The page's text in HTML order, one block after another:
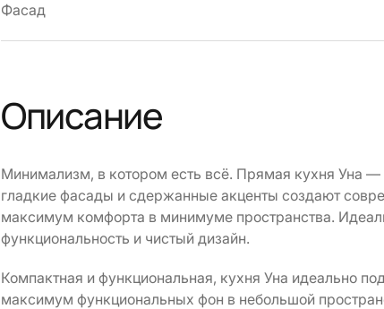
Фасад
Описание
Минимализм, в котором есть всё. Прямая кухня Уна —
гладкие фасады и сдержанные акценты создают
максимум комфорта в минимуме пространства.
функциональность и чистый дизайн.
Компактная и функциональная, кухня Уна идеально
максимум функциональных фон в небольшой